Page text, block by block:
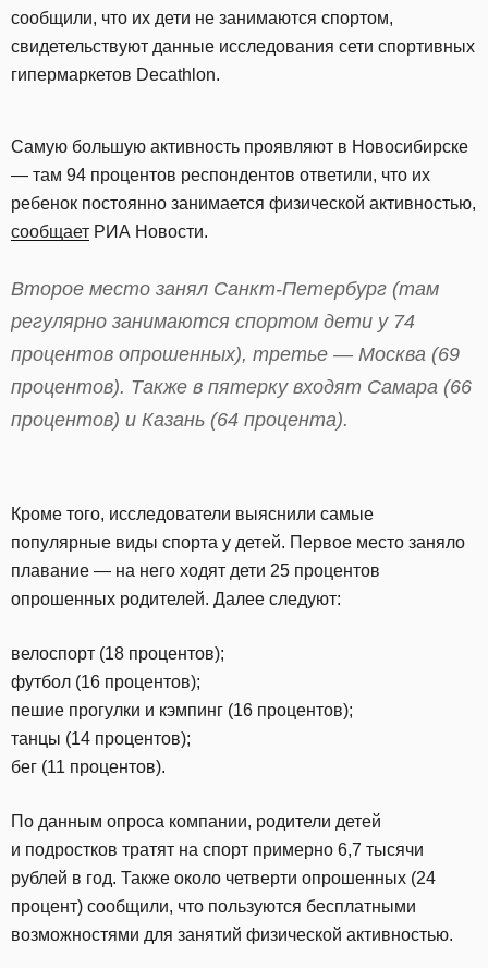
сообщили, что их дети не занимаются спортом,
свидетельствуют данные исследования сети спортивных
гипермаркетов Decathlon.
Самую большую активность проявляют в Новосибирске
— там 94 процентов респондентов ответили, что их
ребенок постоянно занимается физической активностью,
сообщает РИА Новости.
Второе место занял Санкт-Петербург (там
регулярно занимаются спортом дети у 74
процентов опрошенных), третье — Москва (69
процентов). Также в пятерку входят Самара (66
процентов) и Казань (64 процента).
Кроме того, исследователи выяснили самые
популярные виды спорта у детей. Первое место заняло
плавание — на него ходят дети 25 процентов
опрошенных родителей. Далее следуют:
велоспорт (18 процентов);
футбол (16 процентов);
пешие прогулки и кэмпинг (16 процентов);
танцы (14 процентов);
бег (11 процентов).
По данным опроса компании, родители детей
и подростков тратят на спорт примерно 6,7 тысячи
рублей в год. Также около четверти опрошенных (24
процент) сообщили, что пользуются бесплатными
возможностями для занятий физической активностью.